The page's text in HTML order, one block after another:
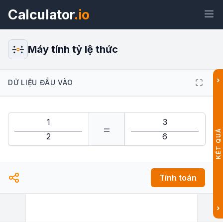
Calculator.io
Xem trước Máy tính tỷ lệ thức Tiện
Máy tính tỷ lệ thức
DỮ LIỆU ĐẦU VÀO
=
Tính toán
›
KẾT QUẢ
›